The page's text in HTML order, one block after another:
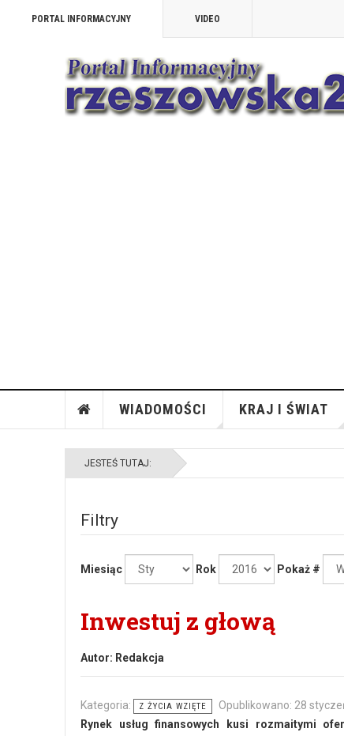
PORTAL INFORMACYJNY VIDEO
WIADOMOŚCI KRAJ I ŚWIAT
JESTEŚ TUTAJ:
Filtry
Miesiąc Rok Pokaż #
Inwestuj z głową
Autor: Redakcja
Kategoria: Z ŻYCIA WZIĘTE
Opublikowano: 28
Rynek usług finansowych kusi rozmaitymi